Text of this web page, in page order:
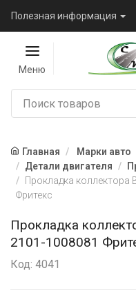
Полезная информация
Меню
Главная Марки авто
Детали двигателя
Прокладка коллектора
Фритекс
Прокладка
2101-1008081
Код: 4041